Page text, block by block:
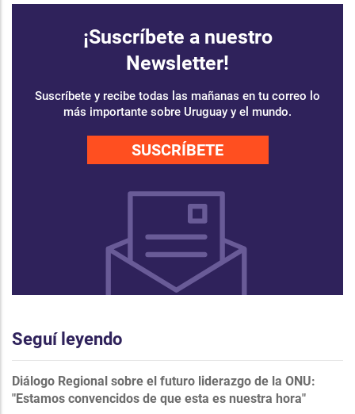
¡Suscríbete a nuestro
Newsletter!
Suscríbete y recibe todas las mañanas en tu correo lo
más importante sobre Uruguay y el mundo.
SUSCRÍBETE
Seguí leyendo
Diálogo Regional sobre el futuro liderazgo de la ONU:
"Estamos convencidos de que esta es nuestra hora"